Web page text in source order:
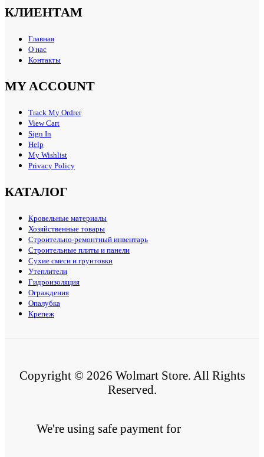
КЛИЕНТАМ
Главная
О нас
Контакты
MY ACCOUNT
Track My Ordrer
View Cart
Sign In
Help
My Wishlist
Privacy Policy
КАТАЛОГ
Кровельные материалы
Хозяйственные товары
Строительно-ремонтный инвентарь
Строительные плиты и панели
Сухие смеси и грунтовки
Утеплители
Гидроизоляция
Ограждения
Опалубка
Крепеж
Copyright © 2026 Wolmart Store. All Rights
Reserved.
We're using safe payment for